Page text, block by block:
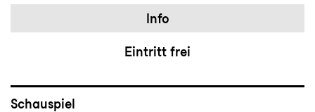
Info
Eintritt frei
Schauspiel